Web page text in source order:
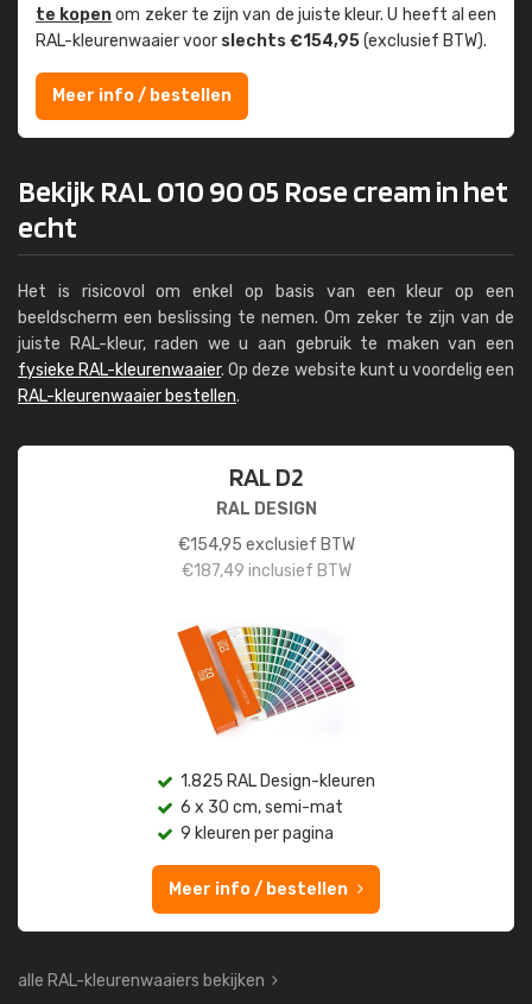
te kopenom zeker te zijn van de juiste kleur. U heeft al een
RAL-kleuren­waaier voor slechts €154,95(exclusief BTW).
Meer info / bestellen
Bekijk RAL 010 90 05 Rose cream in het
echt
Het is risicovol om enkel op basis van een kleur op een
beeldscherm een beslissing te nemen. Om zeker te zijn van de
juiste RAL-kleur, raden we u aan gebruik te maken van een
fysieke RAL-kleurenwaaier. Op deze website kunt u voordelig een
RAL-kleurenwaaier bestellen.
RAL D2
RAL DESIGN
€154,95 exclusief BTW
€187,49 inclusief BTW
1.825 RAL Design-kleuren
6 x 30 cm, semi-mat
9 kleuren per pagina
Meer info / bestellen
alle RAL-kleurenwaaiers bekijken